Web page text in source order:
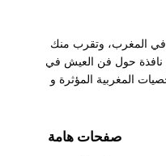
في المغرب، وتقرب منك
نافذة حول فن العيش في
المغربية المؤثرة و
صفحات هامة